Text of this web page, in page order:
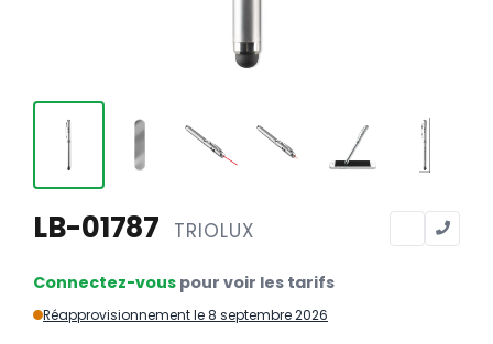
Tête de lettre
Enveloppes
Sous-mains
Chemises
LB-01787 TRIOLUX
Connectez-vous pour voir les tarifs
Réapprovisionnement le 8 septembre 2026